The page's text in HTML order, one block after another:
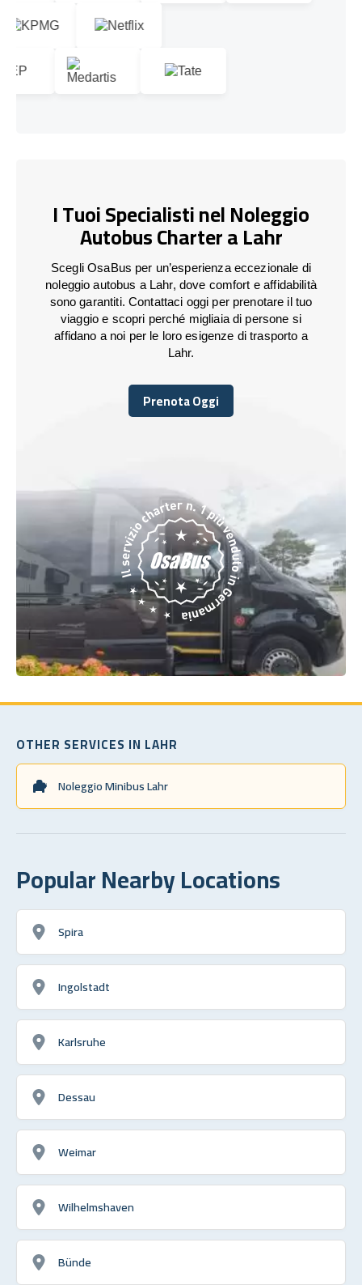
I Tuoi Specialisti nel Noleggio
Autobus Charter a Lahr
Scegli OsaBus per un’esperienza eccezionale di
noleggio autobus a Lahr, dove comfort e affidabilità
sono garantiti. Contattaci oggi per prenotare il tuo
viaggio e scopri perché migliaia di persone si
affidano a noi per le loro esigenze di trasporto a
Lahr.
Prenota Oggi
Prenota Oggi
OTHER SERVICES IN LAHR
Noleggio Minibus Lahr
Popular Nearby Locations
Spira
Ingolstadt
Karlsruhe
Dessau
Weimar
Wilhelmshaven
Bünde